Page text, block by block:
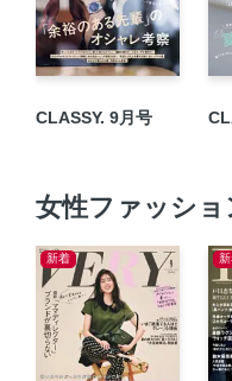
CLASSY. 9月号
女性ファッショ
新着